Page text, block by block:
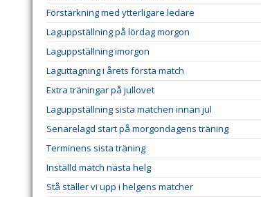
Förstärkning med ytterligare ledare
Laguppställning på lördag morgon
Laguppställning imorgon
Laguttagning i årets första match
Extra träningar på jullovet
Laguppställning sista matchen innan jul
Senarelagd start på morgondagens träning
Terminens sista träning
Inställd match nästa helg
Stå ställer vi upp i helgens matcher